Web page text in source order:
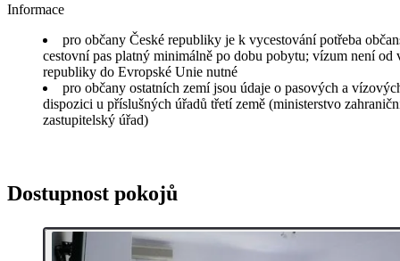
Informace
pro občany České republiky je k vycestování potřeba
cestovní pas platný minimálně po dobu pobytu; vízum není od
republiky do Evropské Unie nutné
pro občany ostatních zemí jsou údaje o pasových a
dispozici u příslušných úřadů třetí země (ministerstvo
zastupitelský úřad)
Dostupnost pokojů